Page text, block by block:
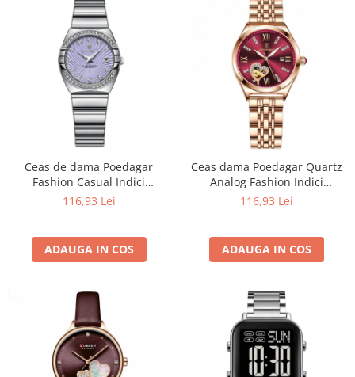
Ceas de dama Poedagar
Fashion Casual Indici
Luminosi Quartz Otel Argintiu
116,93 Lei
ADAUGA IN COS
Ceas dama Poedagar Quartz
Analog Fashion Indici
Luminosi Bratara Auriu
116,93 Lei
ADAUGA IN COS